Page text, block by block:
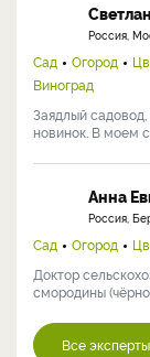
Россия,
Сад Огород
Виноград
Заядлый
новинок. В моем
Анна
Россия,
Сад Огород
Доктор
смородины
Все эксперты